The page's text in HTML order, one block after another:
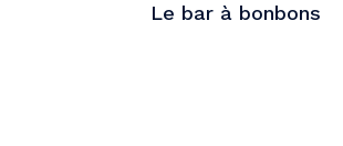
Le bar à bonbons